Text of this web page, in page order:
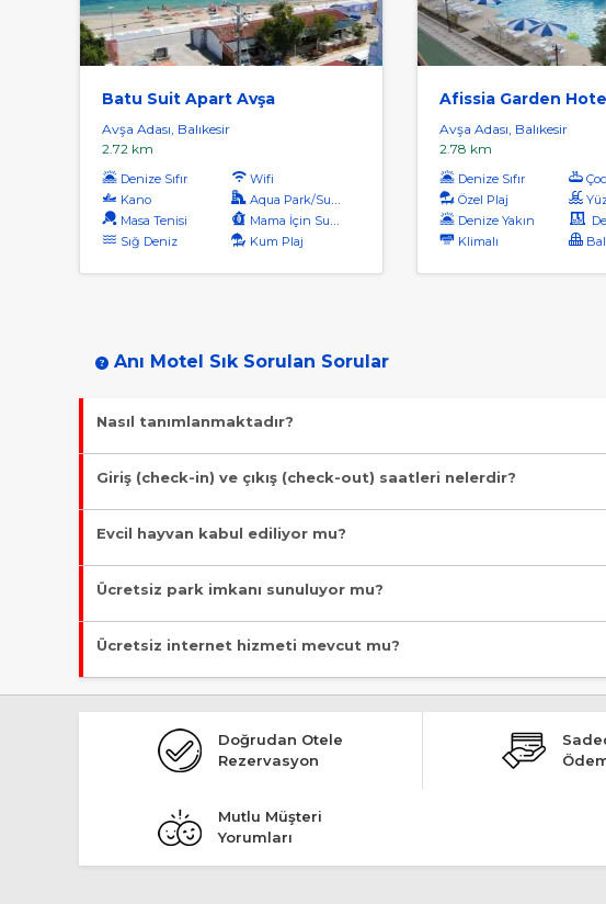
Batu Suit Apart Avşa
Avşa Adası, Balıkesir
2.72 km
Denize Sıfır
Wifi
Kano
Aqua Park/Su Parkı
Masa Tenisi
Mama İçin Su Isıtıcı
Sığ Deniz
Kum Plaj
Afissia Garden
Avşa Adası, Balıkesir
2.78 km
Denize Sıfır
Özel Plaj
Denize Yakın
Klimalı
Anı Motel Sık Sorulan Sorular
Nasıl tanımlanmaktadır?
Tesis Otel statüsündedir. Öne çıkan özellikleri "Denize Sıfır, Alkolsüz, Denize
Giriş (check-in) ve çıkış (check-out) saatleri nelerdir?
Giriş en erken 13:00, çıkış en geç 11:00 saatindedir.
Evcil hayvan kabul ediliyor mu?
Malesef, evcil hayvan kabul edilmiyor!
Ücretsiz park imkanı sunuluyor mu?
Malesef, ücretsiz park imkanı bulunmuyor!
Ücretsiz internet hizmeti mevcut mu?
Evet, ücretsiz internet hizmeti sunuluyor.
Doğrudan Otele
Rezervasyon
Mutlu Müşteri
Yorumları